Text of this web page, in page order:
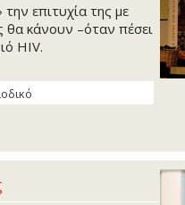
επιτυχία της με
κάνουν –όταν πέσει
HIV.